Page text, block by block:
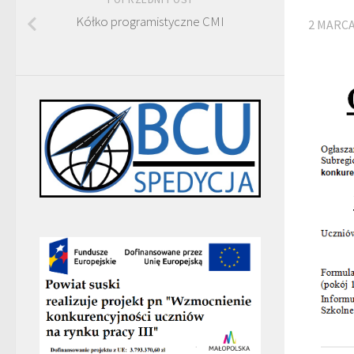
2
Kółko programistyczne CMI